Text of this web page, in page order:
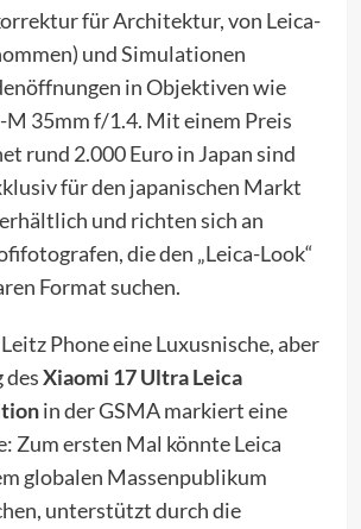
für Architektur, von Leica-
und Simulationen
in Objektiven wie
35mm f/1.4. Mit einem Preis
rund 2.000 Euro in Japan sind
für den japanischen Markt
und richten sich an
die den „Leica-Look“
Format suchen.
Phone eine Luxusnische, aber
desXiaomi 17 Ultra Leica
in der GSMA markiert eine
Zum ersten Mal könnte Leica
globalen Massenpublikum
unterstützt durch die